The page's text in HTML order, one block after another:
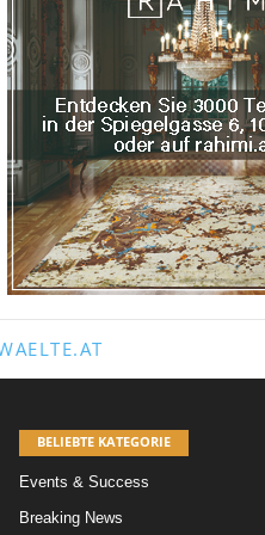
BELIEBTE KATEGORIE
Events & Success
Breaking News